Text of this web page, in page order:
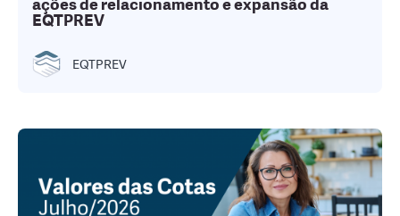
ações de relacionamento e expansão da
EQTPREV
EQTPREV